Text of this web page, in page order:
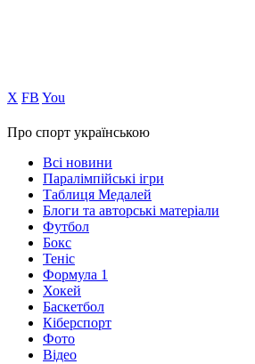
Х FB You
Про спорт українською
Всі новини
Паралімпійські ігри
Таблиця Медалей
Блоги та авторські матеріали
Футбол
Бокс
Теніс
Формула 1
Хокей
Баскетбол
Кіберспорт
Фото
Відео